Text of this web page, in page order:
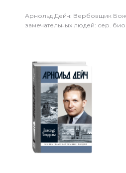
Арнольд Дейч: Вербовщик
замечательных людей: сер.